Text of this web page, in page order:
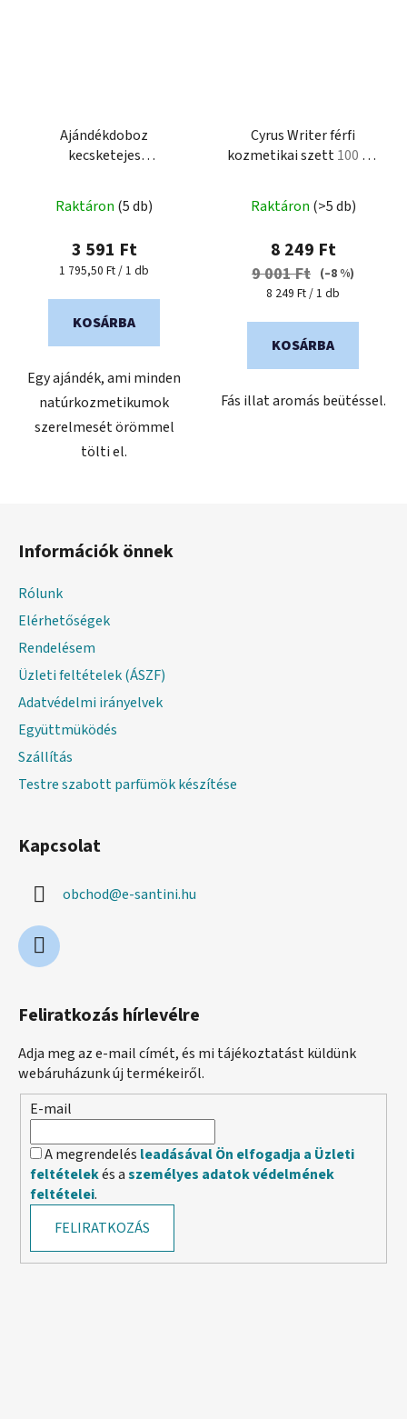
Ajándékdoboz
kecsketejes
Tusfürdő 400 ml +
Testápoló 400 ml
Raktáron (5 db)
3 591 Ft
Egységár:
1 795,50 Ft / 1 db
KOSÁRBA
Egy ajándék, ami minden
natúrkozmetikumok
szerelmesét örömmel
tölti el.
Cyrus Writer férfi
kozmetikai szett100 ml
Raktáron (>5 db)
8 249 Ft
9 001 Ft (–8 %)
Egységár:
8 249 Ft / 1 db
KOSÁRBA
Fás illat aromás beütéssel.
Információk önnek
Rólunk
Elérhetőségek
Rendelésem
Üzleti feltételek (ÁSZF)
Adatvédelmi irányelvek
Együttmüködés
Szállítás
Testre szabott parfümök készítése
Kapcsolat
obchod@e-santini.hu
Feliratkozás hírlevélre
Adja meg az e-mail címét, és mi tájékoztatást küldünk
webáruházunk új termékeiről.
E-mail
A megrendelés leadásával Ön elfogadja a Üzleti
feltételekés aszemélyes adatok védelmének
feltételei.
FELIRATKOZÁS